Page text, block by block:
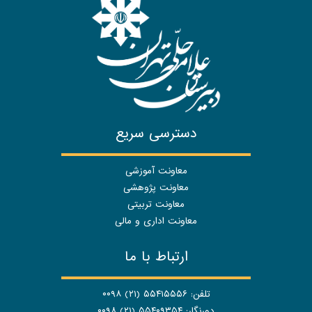
دسترسی سریع
معاونت آموزشی
معاونت پژوهشی
معاونت تربیتی
معاونت اداری و مالی
ارتباط با ما
تلفن: ۵۵۴۱۵۵۵۶ (۲۱) ۰۰۹۸